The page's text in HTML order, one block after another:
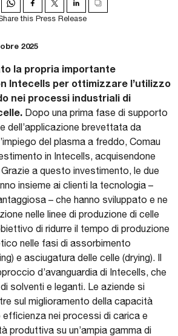
this Press Release
2025
la propria importante
Intecells per ottimizzare l’utilizzo
nei processi industriali di
Dopo una prima fase di supporto
dell’applicazione brevettata da
del plasma a freddo, Comau
in Intecells, acquisendone
a questo investimento, le due
insieme ai clienti la tecnologia –
– che hanno sviluppato e ne
nelle linee di produzione di celle
di ridurre il tempo di produzione
nelle fasi di assorbimento
e asciugatura delle celle (drying). Il
d’avanguardia di Intecells, che
solventi e leganti. Le aziende si
sul miglioramento della capacità
efficienza nei processi di carica e
produttiva su un’ampia gamma di